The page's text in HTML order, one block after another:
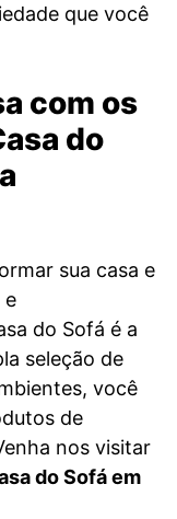
que você
com os
do
sua casa e
e
do Sofá é a
seleção de
você
de
nos visitar
do Sofá em